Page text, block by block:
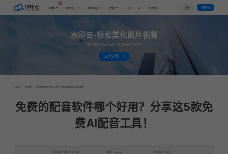
工具集
AI
图片水印 视频水印 教程 下载 VIP 代理推广 登录 下载客户端
水印云-轻松美化图片视频
图片视频一键去水印，手机电脑均可使用
立即体验
首页 > 行业资讯 > 免费的配音软件哪个好用？分享这5款免费AI配音工具！
免费的配音软件哪个好用？分享这5款免
费AI配音工具！
发布日期：2025-07-15 11:28 发表者：qianqian 浏览次数：10172次